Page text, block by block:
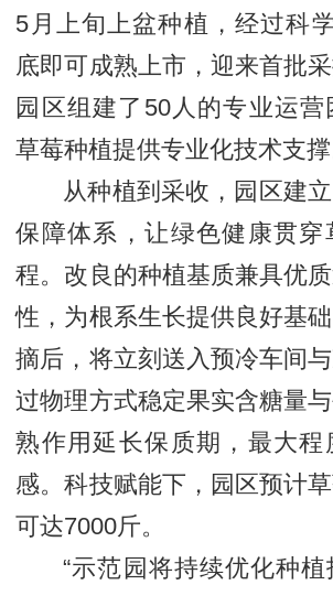
5月上旬上盆种植，经过科
底即可成熟上市，迎来首批
园区组建了50人的专业运营
草莓种植提供专业化技术支撑
从种植到采收，园区建
保障体系，让绿色健康贯穿
程。改良的种植基质兼具优
性，为根系生长提供良好基
摘后，将立刻送入预冷车间
过物理方式稳定果实含糖量
熟作用延长保质期，最大程
感。科技赋能下，园区预计
可达7000斤。
“示范园将持续优化种